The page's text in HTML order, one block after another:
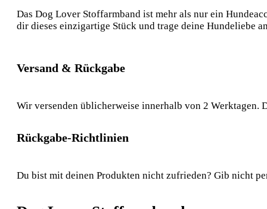
Das Dog Lover Stoffarmband ist mehr als nur ein
dir dieses einzigartige Stück und trage deine Hundeliebe
Versand & Rückgabe
Wir versenden üblicherweise innerhalb von 2 Werktagen.
Rückgabe-Richtlinien
Du bist mit deinen Produkten nicht zufrieden? Gib nicht